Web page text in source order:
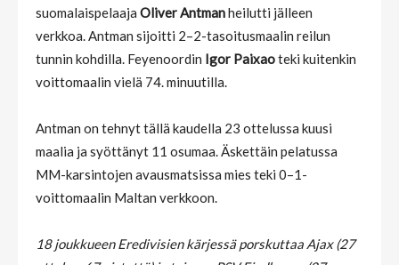
suomalaispelaaja Oliver Antmanheilutti jälleen
verkkoa. Antman sijoitti 2–2-tasoitusmaalin reilun
tunnin kohdilla. Feyenoordin Igor Paixaoteki kuitenkin
voittomaalin vielä 74. minuutilla.
Antman on tehnyt tällä kaudella 23 ottelussa kuusi
maalia ja syöttänyt 11 osumaa. Äskettäin pelatussa
MM-karsintojen avausmatsissa mies teki 0–1-
voittomaalin Maltan verkkoon.
18 joukkueen Eredivisien kärjessä porskuttaa Ajax (27